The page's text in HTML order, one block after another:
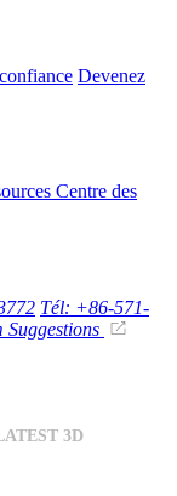
Devenez
Centre des
Tél: +86-571-
Suggestions